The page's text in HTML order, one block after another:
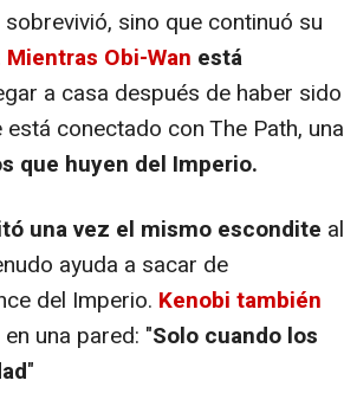
sino que continuó su
Mientras Obi-Wan está
a casa después de haber sido
conectado con The Path, una
que huyen del Imperio.
una vez el mismo escondite al
ayuda a sacar de
del Imperio. Kenobi también
una pared: "Solo cuando los
"